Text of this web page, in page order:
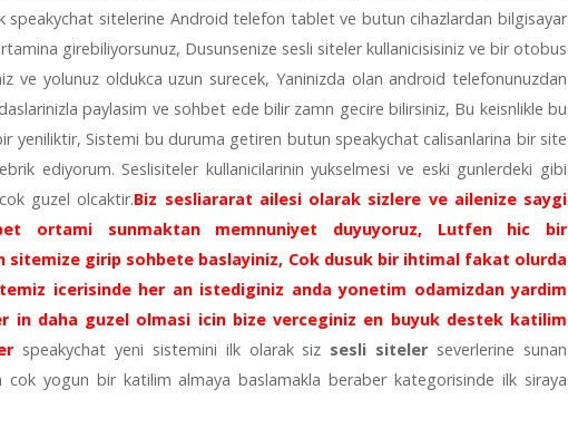
speakychat sitelerine Android telefon tablet ve butun cihazlardan bilgisayar
girebiliyorsunuz, Dusunsenize sesli siteler kullanicisisiniz ve bir otobus
ve yolunuz oldukca uzun surecek, Yaninizda olan android telefonunuzdan
paylasim ve sohbet ede bilir zamn gecire bilirsiniz, Bu keisnlikle bu
yeniliktir, Sistemi bu duruma getiren butun speakychat calisanlarina bir site
ediyorum. Seslisiteler kullanicilarinin yukselmesi ve eski gunlerdeki gibi
guzel olcaktir.Biz sesliararat ailesi olarak sizlere ve ailenize saygi
ortami sunmaktan memnuniyet duyuyoruz, Lutfen hic bir
sitemize girip sohbete baslayiniz, Cok dusuk bir ihtimal fakat olurda
icerisinde her an istediginiz anda yonetim odamizdan yardim
in daha guzel olmasi icin bize verceginiz en buyuk destek katilim
speakychat yeni sistemini ilk olarak siz sesli siteler severlerine sunan
cok yogun bir katilim almaya baslamakla beraber kategorisinde ilk siraya